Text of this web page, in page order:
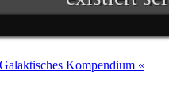
Sieges ruft
schließen
Kompendium «